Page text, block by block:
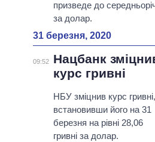
призведе до
за долар.
31 березня, 2020
09:52
Нацбанк
курс гривні
НБУ зміцнив курс гривні,
встановивши його на 31
березня на рівні 28,06
гривні за долар.